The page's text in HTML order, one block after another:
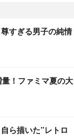
すぎる男子の純情
！ファミマ夏の大
ら描いた”レトロ